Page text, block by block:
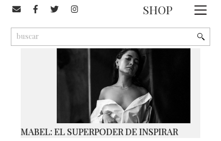
SHOP
MABEL: EL SUPERPODER DE INSPIRAR